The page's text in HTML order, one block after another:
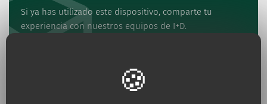
Si ya has utilizado este dispositivo, comparte tu
experiencia con nuestros equipos de I+D.